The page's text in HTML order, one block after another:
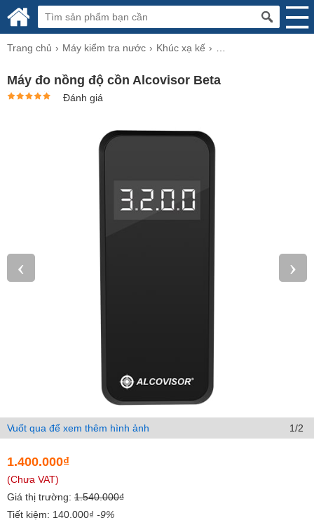
Trang chủ Máy kiểm tra nước Khúc xạ kế
Máy đo nồng độ cồn Alcovisor Beta
Đánh giá
‹ ›
Vuốt qua để xem thêm hình ảnh 1/2
1.400.000₫
(Chưa VAT)
Giá thị trường: 1.540.000₫
Tiết kiệm: 140.000₫ -9%